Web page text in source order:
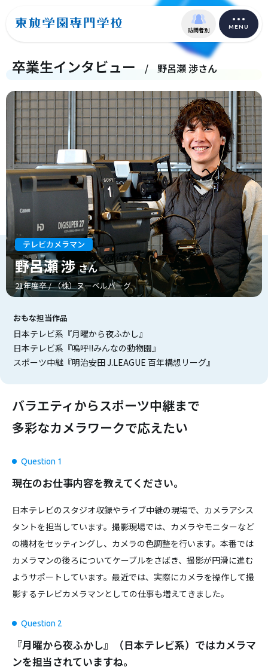
訪問者別 MENU
卒業生インタビュー / 野呂瀬 渉さん
テレビカメラマン
野呂瀬 渉さん
21年度卒 / （株）ヌーベルバーグ
おもな担当作品
日本テレビ系『月曜から夜ふかし』
日本テレビ系『嗚呼!!みんなの動物園』
スポーツ中継『明治安田 J.LEAGUE 百年構想リーグ』
バラエティからスポーツ中継まで
多彩なカメラワークで応えたい
Question 1
現在のお仕事内容を教えてください。
日本テレビのスタジオ収録やライブ中継の現場で、カメラアシス
タントを担当しています。撮影現場では、カメラやモニターなど
の機材をセッティングし、カメラの色調整を行います。本番では
カメラマンの後ろについてケーブルをさばき、撮影が円滑に進む
ようサポートしています。最近では、実際にカメラを操作して撮
影するテレビカメラマンとしての仕事も増えてきました。
Question 2
『月曜から夜ふかし』（日本テレビ系）ではカメラマ
ンを担当されていますね。